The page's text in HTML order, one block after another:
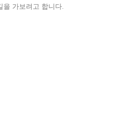
을 가보려고 합니다.